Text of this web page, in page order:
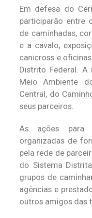
Em defesa do
participarão entre
de caminhadas,
e a cavalo,
canicross e
Distrito Federal.
Meio Ambiente
Central, do
seus parceiros.
As ações para
organizadas de
pela rede de
do Sistema
grupos de
agências e
outros amigos das